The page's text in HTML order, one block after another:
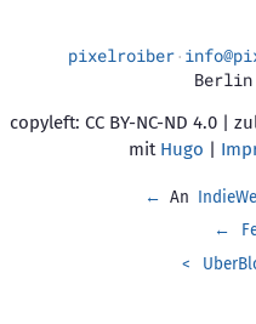
pixelroiber·
Berlin
copyleft: CC BY-NC-ND 4.0 |
mit Hugo |
← An
←
<